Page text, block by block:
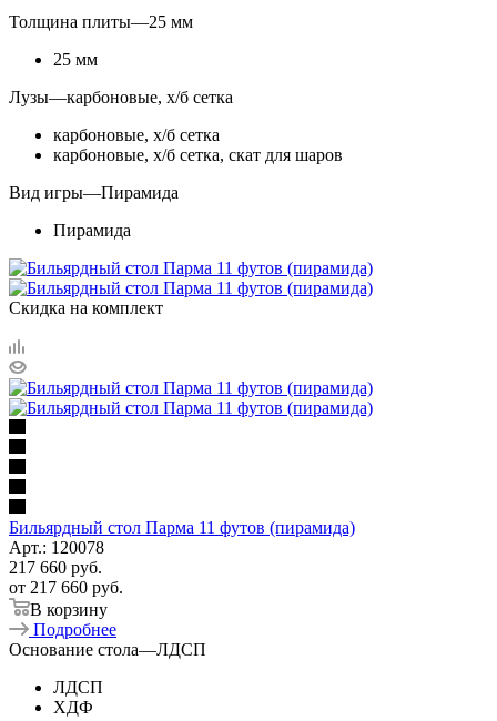
Толщина плиты—25 мм
25 мм
Лузы—карбоновые, х/б сетка
карбоновые, х/б сетка
карбоновые, х/б сетка, скат для шаров
Вид игры—Пирамида
Пирамида
Скидка на комплект
Бильярдный стол Парма 11 футов (пирамида)
Арт.: 120078
217 660 руб.
от 217 660 руб.
В корзину
Подробнее
Основание стола—ЛДСП
ЛДСП
ХДФ